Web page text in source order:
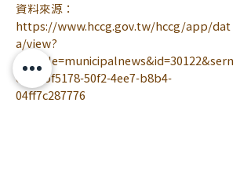
資料來源：
https://www.hccg.gov.tw/hccg/app/dat
a/view?
module=municipalnews&id=30122&sern
o=babf5178-50f2-4ee7-b8b4-
04ff7c287776